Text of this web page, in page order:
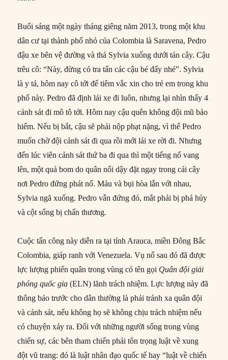
Buổi sáng một ngày tháng giêng năm 2013, trong một khu
dân cư tại thành phố nhỏ của Colombia là Saravena, Pedro
đậu xe bên vệ đường và thả Sylvia xuống dưới tán cây. Cậu
trêu cô: “Này, đừng có tra tấn các cậu bé đấy nhé”. Sylvia
là y tá, hôm nay cô tới để tiêm vắc xin cho trẻ em trong khu
phố này. Pedro đã định lái xe đi luôn, nhưng lại nhìn thấy 4
cảnh sát đi mô tô tới. Hôm nay cậu quên không đội mũ bảo
hiểm. Nếu bị bắt, cậu sẽ phải nộp phạt nặng, vì thế Pedro
muốn chờ đội cảnh sát đi qua rồi mới lái xe rời đi. Nhưng
đến lúc viên cảnh sát thứ ba đi qua thì một tiếng nổ vang
lên, một quả bom do quân nổi dậy đặt ngay trong cái cây
nơi Pedro đứng phát nổ. Máu và bụi hòa lẫn với nhau,
Sylvia ngã xuống. Pedro vẫn đứng đó, mắt phải bị phá hủy
và cột sống bị chấn thương.
Cuộc tấn công này diễn ra tại tỉnh Arauca, miền Đông Bắc
Colombia, giáp ranh với Venezuela. Vụ nổ sau đó đã được
lực lượng phiến quân trong vùng có tên gọi Quân đội giải
phóng quốc gia (ELN) lãnh trách nhiệm. Lực lượng này đã
thông báo trước cho dân thường là phải tránh xa quân đội
và cảnh sát, nếu không họ sẽ không chịu trách nhiệm nếu
có chuyện xảy ra. Đối với những người sống trong vùng
chiến sự, các bên tham chiến phải tôn trọng luật về xung
đột vũ trang: đó là luật nhân đạo quốc tế hay “luật về chiến